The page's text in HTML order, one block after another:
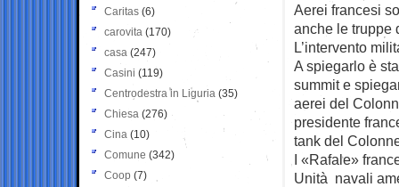
Aerei francesi
anche le truppe
L’intervento
A spiegarlo è
summit e
aerei del
presidente
tank del
I «Rafale»
Unità navali
Caritas (6)
carovita (170)
casa (247)
Casini (119)
Centrodestra in Liguria (35)
Chiesa (276)
Cina (10)
Comune (342)
Coop (7)